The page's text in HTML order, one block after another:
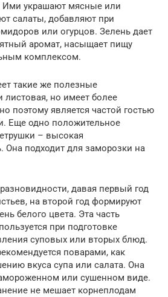
Ими украшают мясные или
салаты, добавляют при
или огурцов. Зелень дает
аромат, насыщает пищу
комплексом.
такие же полезные
листовая, но имеет более
поэтому является частой гостью
Еще одно положительное
– высокая
Она подходит для заморозки на
давая первый год
на второй год формируют
белого цвета. Эта часть
при подготовке
суповых или вторых блюд.
поварами, как
вкуса супа или салата. Она
или сушенном виде.
не мешает корнеплодам